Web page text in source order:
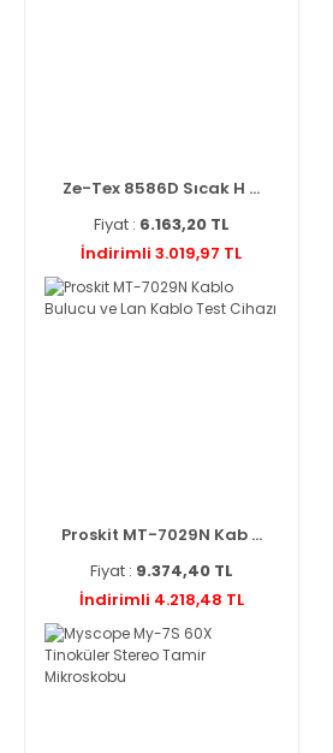
Ze-Tex 8586D Sıcak H ...
Fiyat : 6.163,20 TL
İndirimli 3.019,97 TL
Proskit MT-7029N Kab ...
Fiyat : 9.374,40 TL
İndirimli 4.218,48 TL